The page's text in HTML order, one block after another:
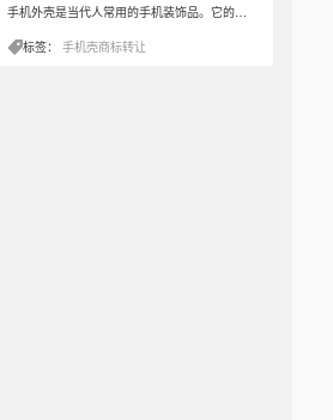
​手机外壳是当代人常用的手机装饰品。它的主要功能是保护和打扮手机。手机外壳很容易损坏。改进相应的手机外壳利于维护手机屏幕，避免手机屏幕开裂。此外，不同形状的手机外壳可以装饰手机。商标分类中有多少种手机外壳？如何购买？
标签：手机壳商标转让